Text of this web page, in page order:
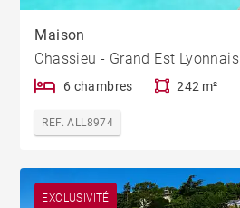
Maison
Chassieu - Grand Est Lyonnais
6 chambres 242 m²
REF. ALL8974
EXCLUSIVITÉ